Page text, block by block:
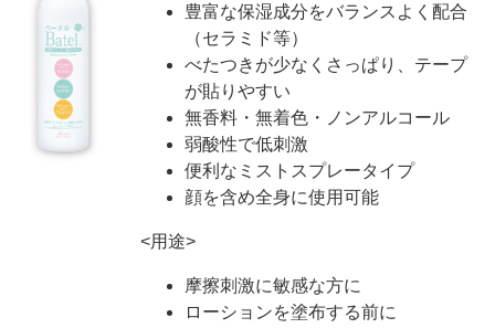
豊富な保湿成分をバランスよく配合
（セラミド等）
べたつきが少なくさっぱり、テープ
が貼りやすい
無香料・無着色・ノンアルコール
弱酸性で低刺激
便利なミストスプレータイプ
顔を含め全身に使用可能
<用途>
摩擦刺激に敏感な方に
ローションを塗布する前に